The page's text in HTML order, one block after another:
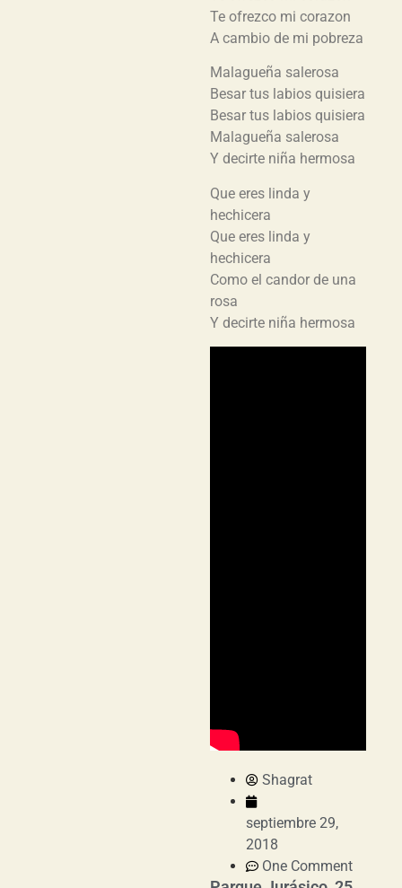
Te ofrezco mi corazon
A cambio de mi pobreza
Malagueña salerosa
Besar tus labios quisiera
Besar tus labios quisiera
Malagueña salerosa
Y decirte niña hermosa
Que eres linda y
hechicera
Que eres linda y
hechicera
Como el candor de una
rosa
Y decirte niña hermosa
Shagrat
septiembre 29,
2018
One Comment